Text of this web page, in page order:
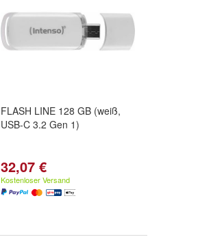
FLASH LINE 128 GB (weiß,
USB-C 3.2 Gen 1)
32,07 €
Kostenloser Versand